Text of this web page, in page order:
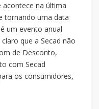
acontece na última
tornando uma data
um evento anual
que a Secad não
de Desconto,
com Secad
os consumidores,